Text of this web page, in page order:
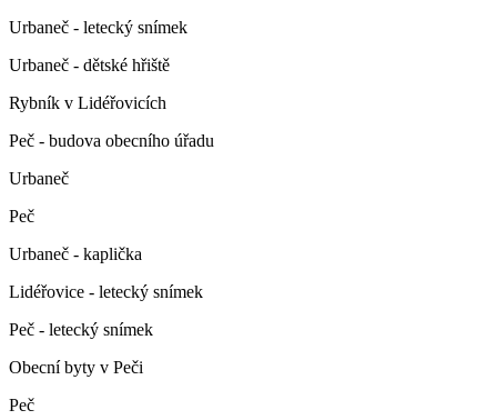
Urbaneč - letecký snímek
Urbaneč - dětské hřiště
Rybník v Lidéřovicích
Peč - budova obecního úřadu
Urbaneč
Peč
Urbaneč - kaplička
Lidéřovice - letecký snímek
Peč - letecký snímek
Obecní byty v Peči
Peč